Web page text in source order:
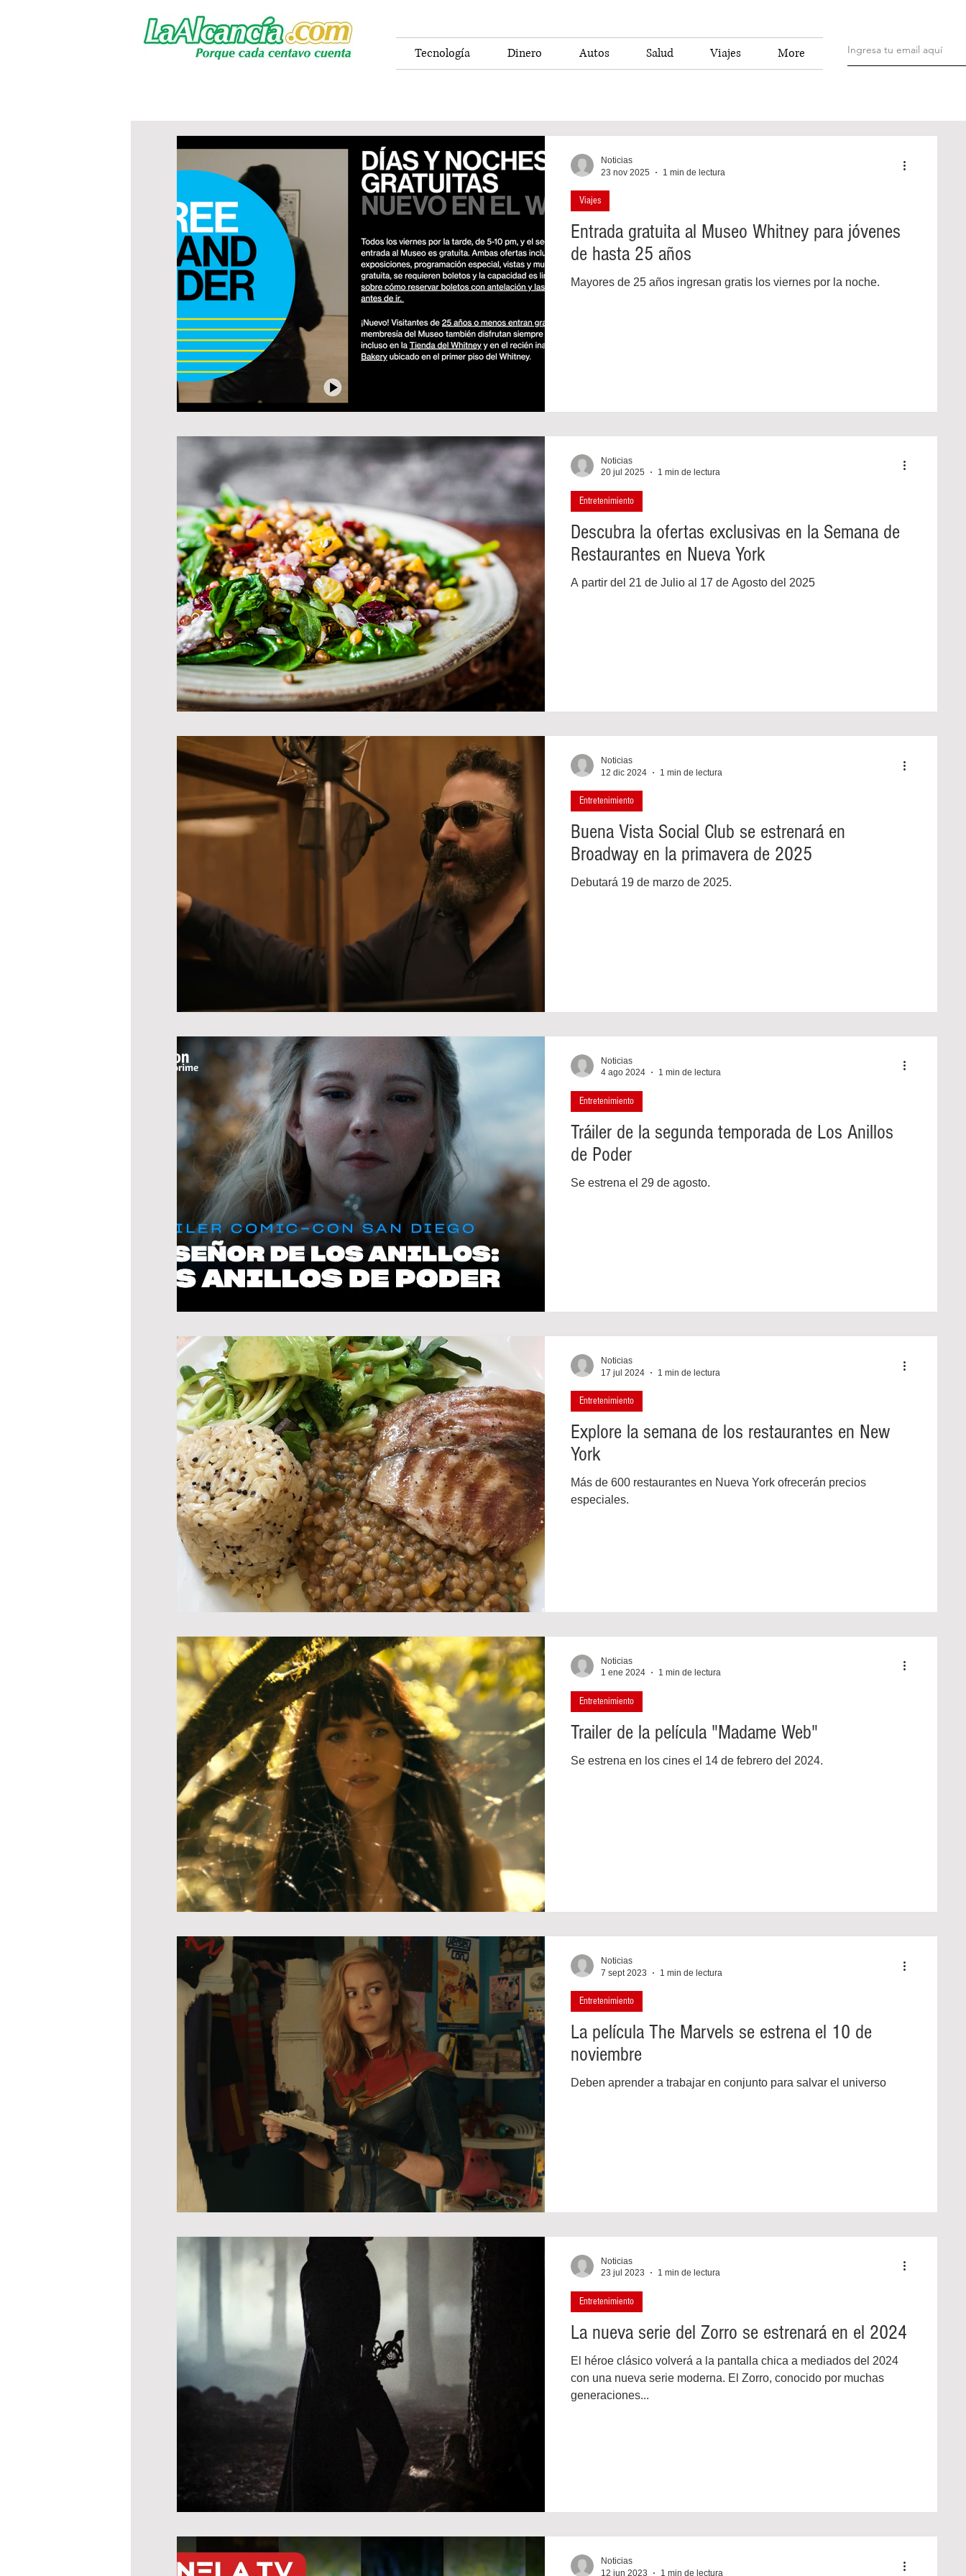
Tecnología Dinero Autos Salud Viajes More
Entrada gratuita al Museo Whitney para jóvenes
de hasta 25 años
Mayores de 25 años ingresan gratis los viernes por la noche.
Viajes
Noticias
23 nov 2025
1 min de lectura
Descubra la ofertas exclusivas en la Semana de
Restaurantes en Nueva York
A partir del 21 de Julio al 17 de Agosto del 2025
Entretenimiento
Noticias
20 jul 2025
1 min de lectura
Buena Vista Social Club se estrenará en
Broadway en la primavera de 2025
Debutará 19 de marzo de 2025.
Entretenimiento
Noticias
12 dic 2024
1 min de lectura
Tráiler de la segunda temporada de Los Anillos
de Poder
Se estrena el 29 de agosto.
Entretenimiento
Noticias
4 ago 2024
1 min de lectura
Explore la semana de los restaurantes en New
York
Más de 600 restaurantes en Nueva York ofrecerán precios
especiales.
Entretenimiento
Noticias
17 jul 2024
1 min de lectura
Trailer de la película "Madame Web"
Se estrena en los cines el 14 de febrero del 2024.
Entretenimiento
Noticias
1 ene 2024
1 min de lectura
La película The Marvels se estrena el 10 de
noviembre
Deben aprender a trabajar en conjunto para salvar el universo
Entretenimiento
Noticias
7 sept 2023
1 min de lectura
La nueva serie del Zorro se estrenará en el 2024
El héroe clásico volverá a la pantalla chica a mediados del 2024
con una nueva serie moderna. El Zorro, conocido por muchas
generaciones...
Entretenimiento
Noticias
23 jul 2023
1 min de lectura
Noticias
12 jun 2023
1 min de lectura